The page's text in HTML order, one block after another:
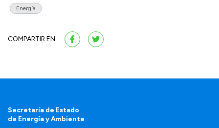
Energía
COMPARTIR EN:
Secretaría de Estado
de Energía y Ambiente